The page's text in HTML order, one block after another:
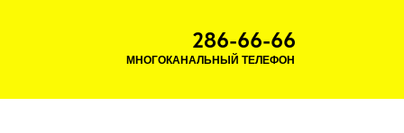
286-66-66
МНОГОКАНАЛЬНЫЙ ТЕЛЕФОН